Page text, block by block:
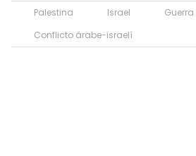
Palestina Israel Guerra
Conflicto árabe-israelí